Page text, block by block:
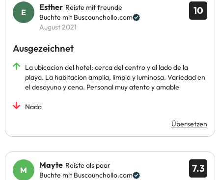
10
Esther Reiste mit freunde
Buchte mit Buscounchollo.com
August 2021
Ausgezeichnet
La ubicacion del hotel: cerca del centro y al lado de la
playa. La habitacion amplia, limpia y luminosa. Variedad en
el desayuno y cena. Personal muy atento y amable
Nada
Übersetzen
7.3
Mayte Reiste als paar
Buchte mit Buscounchollo.com